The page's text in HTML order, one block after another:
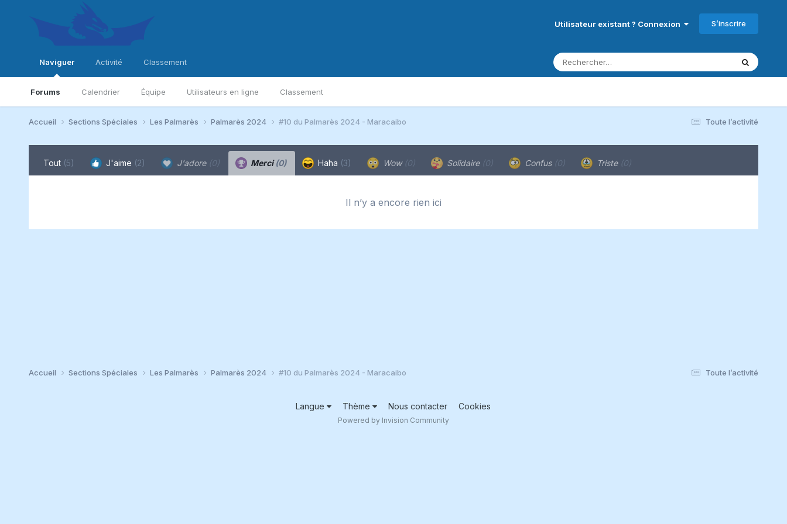
Utilisateur existant ? Connexion S’inscrire
Naviguer
Forums Calendrier Équipe Utilisateurs en ligne Classement
Activité Classement
Toute l’activité
Accueil Sections Spéciales Les Palmarès Palmarès 2024 #10 du Palmarès 2024 - Maracaibo
Tout (5) J'aime (2) J'adore (0) Merci(0) Haha (3) Wow (0) Solidaire (0) Confus (0) Triste (0)
Il n’y a encore rien ici
Toute l’activité
Accueil Sections Spéciales Les Palmarès Palmarès 2024 #10 du Palmarès 2024 - Maracaibo
Langue Thème Nous contacter Cookies
Powered by Invision Community